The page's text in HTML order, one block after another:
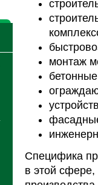
монтаж
Специфика
в этой сфере,